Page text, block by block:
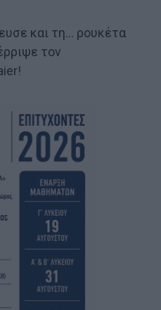
και τη… ρουκέτα
τον